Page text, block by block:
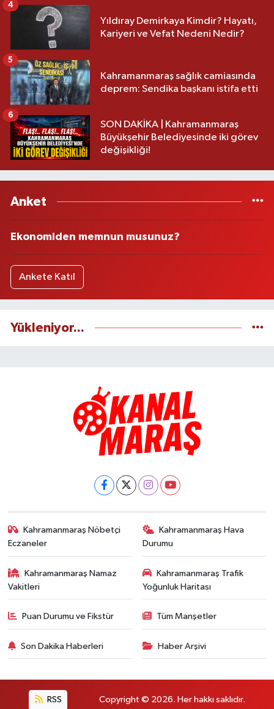
Yıldıray Demirkaya Kimdir? Hayatı,
Kariyeri ve Vefat Nedeni Nedir?
4
Kahramanmaraş sağlık camiasında
deprem: Sendika başkanı istifa etti
5
SON DAKİKA | Kahramanmaraş
Büyükşehir Belediyesinde iki görev
değişikliği!
6
Anket
Ekonomiden memnun musunuz?
Ankete Katıl
Yükleniyor...
Kahramanmaraş Nöbetçi
Eczaneler
Kahramanmaraş Hava
Durumu
Kahramanmaraş Namaz
Vakitleri
Kahramanmaraş Trafik
Yoğunluk Haritası
Puan Durumu ve Fikstür Tüm Manşetler
Son Dakika Haberleri Haber Arşivi
RSS Copyright © 2026. Her hakkı saklıdır.